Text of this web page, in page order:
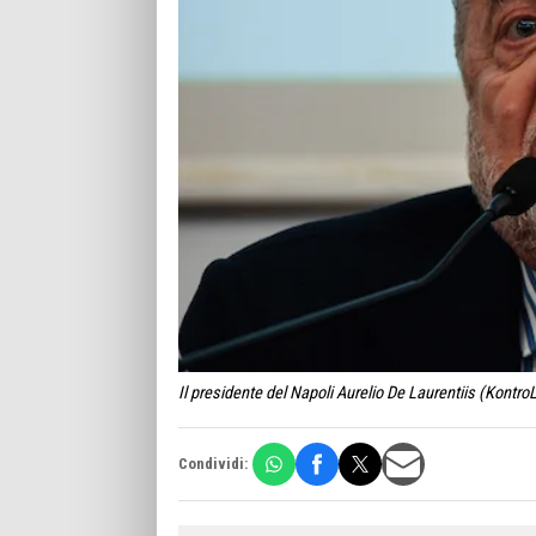
Il presidente del Napoli Aurelio De Laurentiis
Condividi: